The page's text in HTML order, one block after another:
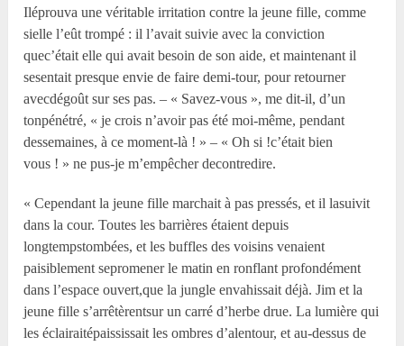
Iléprouva une véritable irritation contre la jeune fille, comme
sielle l’eût trompé : il l’avait suivie avec la conviction
quec’était elle qui avait besoin de son aide, et maintenant il
sesentait presque envie de faire demi-tour, pour retourner
avecdégoût sur ses pas. – « Savez-vous », me dit-il, d’un
tonpénétré, « je crois n’avoir pas été moi-même, pendant
dessemaines, à ce moment-là ! » – « Oh si !c’était bien
vous ! » ne pus-je m’empêcher decontredire.
« Cependant la jeune fille marchait à pas pressés, et il lasuivit
dans la cour. Toutes les barrières étaient depuis
longtempstombées, et les buffles des voisins venaient
paisiblement sepromener le matin en ronflant profondément
dans l’espace ouvert,que la jungle envahissait déjà. Jim et la
jeune fille s’arrêtèrentsur un carré d’herbe drue. La lumière qui
les éclairaitépaississait les ombres d’alentour, et au-dessus de